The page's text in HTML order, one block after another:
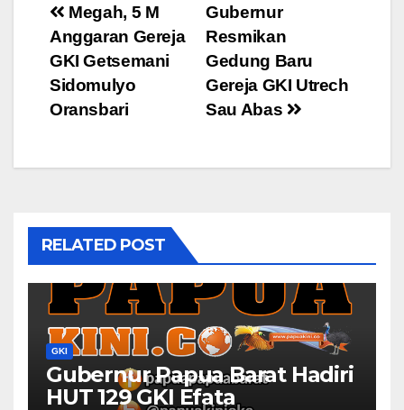
Post
navigation
Gubernur
Resmikan
Gedung Baru
Gereja GKI Utrech
Sau Abas
Megah, 5 M
Anggaran Gereja
GKI Getsemani
Sidomulyo
Oransbari
RELATED POST
GKI
Gubernur Papua Barat Hadiri
HUT 129 GKI Efata